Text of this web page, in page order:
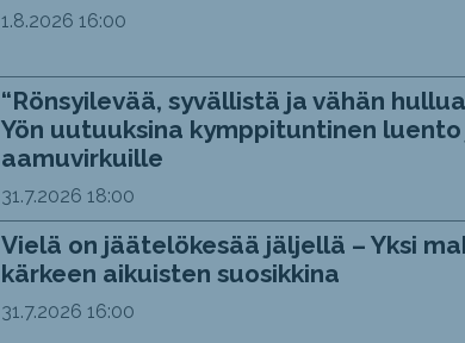
1.8.2026 16:00
“Rönsyilevää, syvällistä ja vähän
Yön uutuuksina kymppituntinen
aamuvirkuille
31.7.2026 18:00
Vielä on jäätelökesää jäljellä – Yksi
kärkeen aikuisten suosikkina
31.7.2026 16:00